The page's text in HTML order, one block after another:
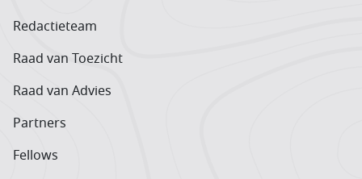
Redactieteam
Raad van Toezicht
Raad van Advies
Partners
Fellows